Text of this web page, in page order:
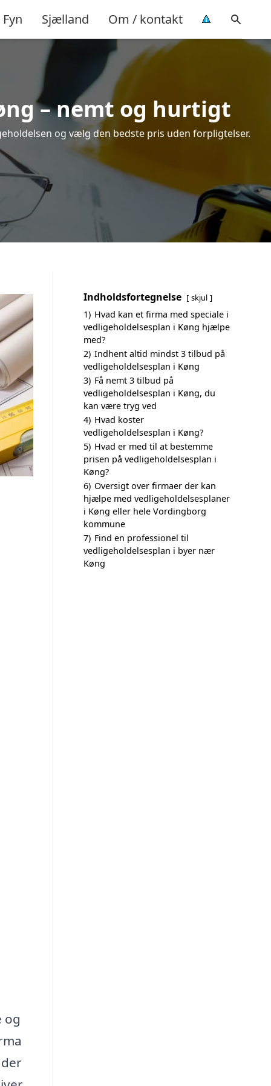
Fyn Sjælland Om / kontakt
– nemt og hurtigt
og vælg den bedste pris uden forpligtelser.
og
Indholdsfortegnelse skjul
1) Hvad kan et firma med speciale i
vedligeholdelsesplan i Køng hjælpe
med?
2) Indhent altid mindst 3 tilbud på
vedligeholdelsesplan i Køng
3) Få nemt 3 tilbud på
vedligeholdelsesplan i Køng, du
kan være tryg ved
4) Hvad koster
vedligeholdelsesplan i Køng?
5) Hvad er med til at bestemme
prisen på vedligeholdelsesplan i
Køng?
6) Oversigt over firmaer der kan
hjælpe med vedligeholdelsesplaner
i Køng eller hele Vordingborg
kommune
7) Find en professionel til
vedligeholdelsesplan i byer nær
Køng